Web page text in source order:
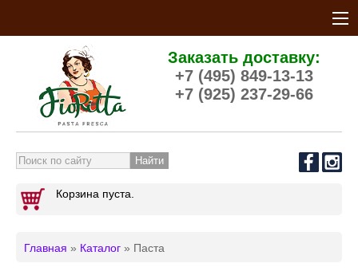
Заказать доставку:
+7 (495) 849-13-13
+7 (925) 237-29-66
Корзина пуста.
Главная » Каталог » Паста